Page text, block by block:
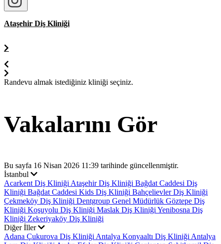
Ataşehir Diş Kliniği
Randevu almak istediğiniz kliniği seçiniz.
Vakalarını Gör
Bu sayfa 16 Nisan 2026 11:39 tarihinde güncellenmiştir.
İstanbul
Acarkent Diş Kliniği Ataşehir Diş Kliniği Bağdat Caddesi Diş
Kliniği Bağdat Caddesi Kids Diş Kliniği Bahçelievler Diş Kliniği
Çekmeköy Diş Kliniği Dentgroup Genel Müdürlük Göztepe Diş
Kliniği Koşuyolu Diş Kliniği Maslak Diş Kliniği Yenibosna Diş
Kliniği Zekeriyaköy Diş Kliniği
Diğer İller
Adana Çukurova Diş Kliniği Antalya Konyaaltı Diş Kliniği Antalya